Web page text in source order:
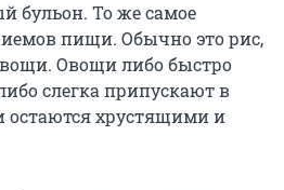
бульон. То же самое
пищи. Обычно это рис,
Овощи либо быстро
слегка припускают в
остаются хрустящими и